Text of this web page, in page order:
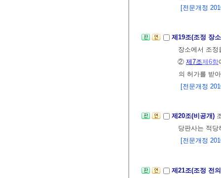
[전문개정
제19조(조정 장
장소에서 조
② 제7조제6항
의 허가를 받
[전문개정
제20조(비공개)
당판사는 적
[전문개정
제21조(조정 전